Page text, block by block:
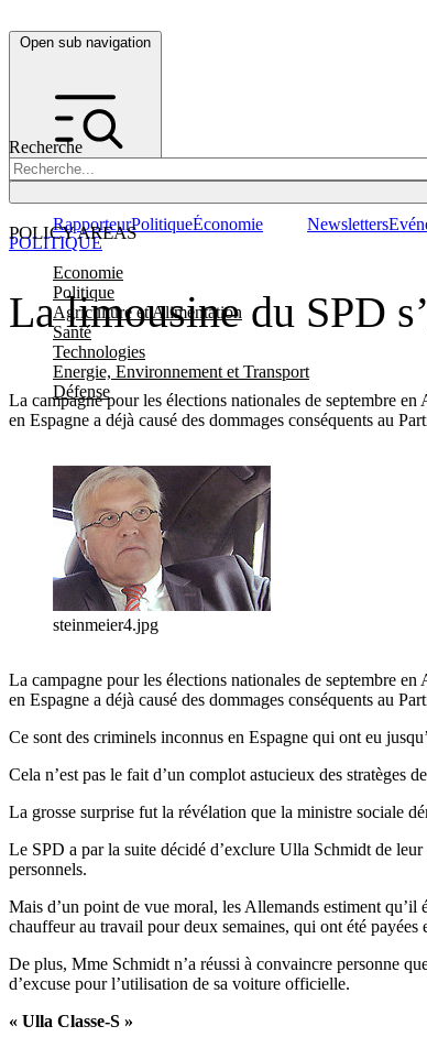
Open sub navigation
Recherche
POLICY AREAS
Economie
Politique
Agriculture et Alimentation
Santé
Technologies
Energie, Environnement et Transport
Défense
RapporteurPolitiqueÉconomie Newsletters
La limousine du SPD
La campagne pour les élections nationales de septembre
en Espagne a déjà causé des dommages conséquents au
POLITIQUE
steinmeier4.jpg
La campagne pour les élections nationales de septembre
en Espagne a déjà causé des dommages conséquents au
Ce sont des criminels inconnus en Espagne qui ont eu
Cela n’est pas le fait d’un complot astucieux des stratèges
La grosse surprise fut la révélation que la ministre sociale
Le SPD a par la suite décidé d’exclure Ulla Schmidt de
personnels.
Mais d’un point de vue moral, les Allemands estiment
chauffeur au travail pour deux semaines, qui ont été payées
De plus, Mme Schmidt n’a réussi à convaincre personne
d’excuse pour l’utilisation de sa voiture officielle.
« Ulla Classe-S »